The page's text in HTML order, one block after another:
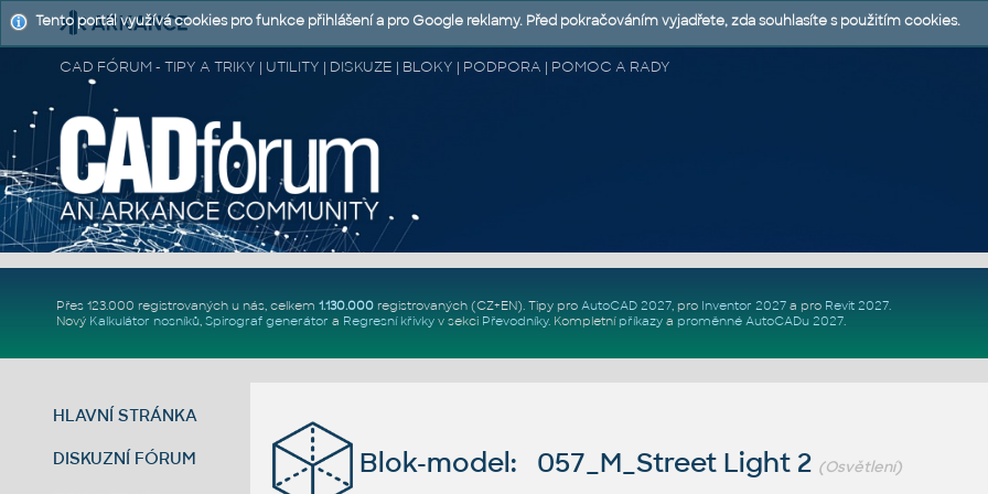
CAD FÓRUM - TIPY A TRIKY | UTILITY | DISKUZE | BLOKY | PODPORA | POMOC A RADY
Přes 123.000 registrovaných u nás, celkem 1.130.000registrovaných (CZ+EN). Tipy pro AutoCAD 2027, pro Inventor 2027a pro Revit 2027.
Nový Kalkulátor nosníků, Spirograf generátor a Regresní křivkyv sekci Převodníky. Kompletní příkazya proměnné AutoCADu 2027.
HLAVNÍ STRÁNKA
DISKUZNÍ FÓRUM Blok-model: 057_M_Street Light 2 (Osvětlení)
Tento portál využívá cookies pro funkce přihlášení a pro Google reklamy. Před pokračováním vyjadřete, zda souhlasíte s použitím cookies.